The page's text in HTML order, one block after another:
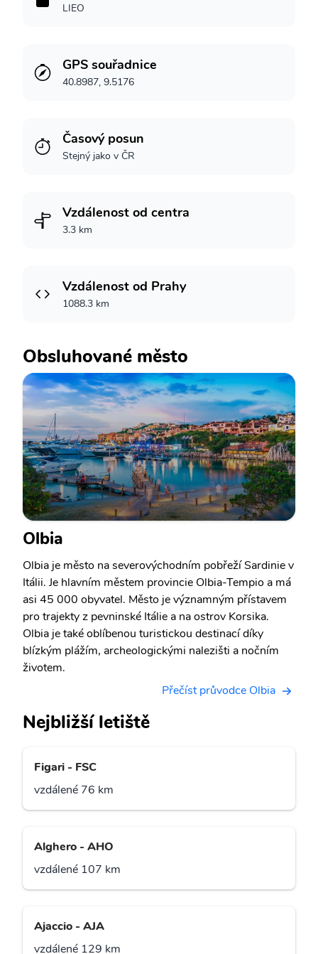
LIEO
GPS souřadnice
40.8987, 9.5176
Časový posun
Stejný jako v ČR
Vzdálenost od centra
3.3 km
Vzdálenost od Prahy
1088.3 km
Obsluhované město
Olbia
Olbia je město na severovýchodním pobřeží Sardinie v
Itálii. Je hlavním městem provincie Olbia-Tempio a má
asi 45 000 obyvatel. Město je významným přístavem
pro trajekty z pevninské Itálie a na ostrov Korsika.
Olbia je také oblíbenou turistickou destinací díky
blízkým plážím, archeologickými nalezišti a nočním
životem.
Přečíst průvodce Olbia
Nejbližší letiště
Figari - FSC
vzdálené 76 km
Alghero - AHO
vzdálené 107 km
Ajaccio - AJA
vzdálené 129 km